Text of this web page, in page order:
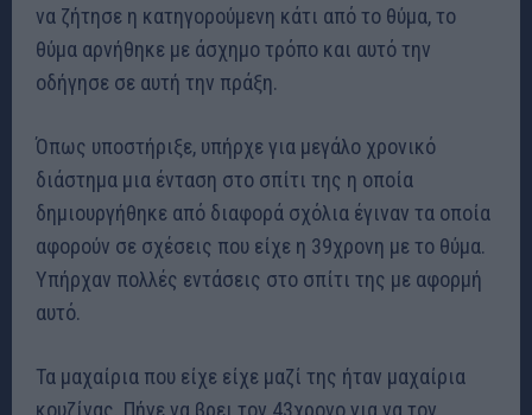
να ζήτησε η κατηγορούμενη κάτι από το θύμα, το
θύμα αρνήθηκε με άσχημο τρόπο και αυτό την
οδήγησε σε αυτή την πράξη.
Όπως υποστήριξε, υπήρχε για μεγάλο χρονικό
διάστημα μια ένταση στο σπίτι της η οποία
δημιουργήθηκε από διαφορά σχόλια έγιναν τα οποία
αφορούν σε σχέσεις που είχε η 39χρονη με το θύμα.
Υπήρχαν πολλές εντάσεις στο σπίτι της με αφορμή
αυτό.
Τα μαχαίρια που είχε είχε μαζί της ήταν μαχαίρια
κουζίνας. Πήγε να βρει τον 43χρονο για να τον